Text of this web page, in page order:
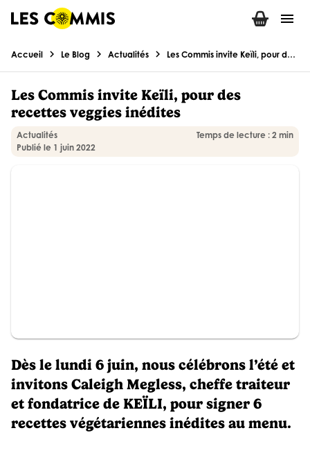
menu
Accueil chevron_right Le Blog chevron_right Actualités chevron_right Les Commis invite Keïli, pour des recettes veggies inédites
Les Commis invite Keïli, pour des
recettes veggies inédites
Actualités
Publié le 1 juin 2022
Temps de lecture : 2 min
Dès le lundi 6 juin, nous célébrons l’été et
invitons Caleigh Megless, cheffe traiteur
et fondatrice de KEÏLI, pour signer 6
recettes végétariennes inédites au menu.